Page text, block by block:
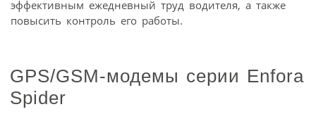
эффективным ежедневный труд водителя, а также
повысить контроль его работы.
GPS/GSM-модемы серии Enfora
Spider